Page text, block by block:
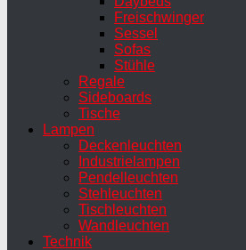
Freischwinger
Sessel
Sofas
Stühle
Regale
Sideboards
Tische
Lampen
Deckenleuchten
Industrielampen
Pendelleuchten
Stehleuchten
Tischleuchten
Wandleuchten
Technik